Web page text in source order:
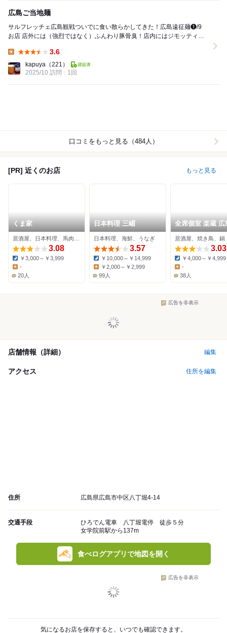
広島ご当地麺
サルフレッチェ広島観戦ついでに食い散らかしてきた！広島遠征麺❶/9
お店 店外には（強烈ではなく）ふんわり豚骨臭！店内にはジモッティそ
3.6
kapuya （221）
2025/10 訪問
1回
口コミをもっと見る（484人）
[PR] 近くのお店 もっと見る
くま家
3.08
Dinner:
￥3,000～￥3,999
Lunch:
-
20人
日本料理 三嵋
日本料理、海鮮、うなぎ
3.57
Dinner:
￥10,000～￥14,999
Lunch:
￥2,000～￥2,999
99人
全席個室 楽蔵 広
央通り店
居酒屋、焼き鳥、鍋
3.03
Dinner:
￥4,000～￥4,999
Lunch:
-
38人
広告を非表示
店舗情報（詳細） 編集
アクセス 住所を編集
住所 広島県広島市中区八丁堀4-14
交通手段
ひろでん電車 八丁堀電停 徒歩５分
女学院前駅から137m
食べログアプリで地図を開く
広告を非表示
気になるお店を保存すると、いつでも確認できます。